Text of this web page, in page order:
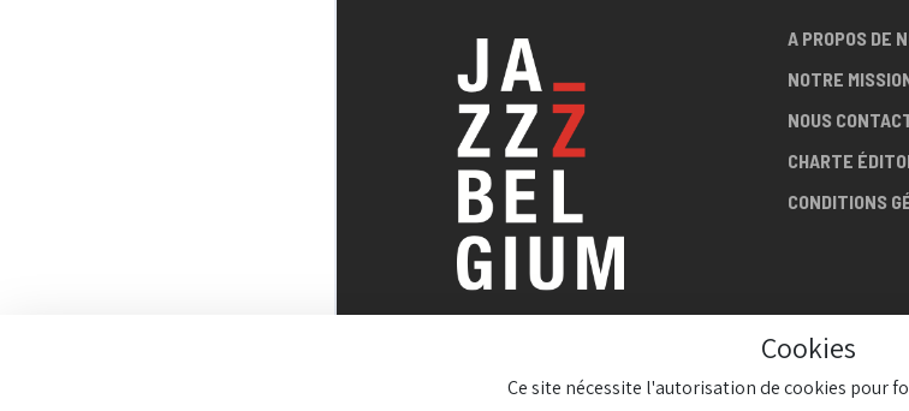
TOUT SUR LA SCÈNE
A PROPOS DE
NOTRE
NOUS
CHARTE
CONDITIONS
Cookies
Ce site nécessite l'autorisation de cookies pour